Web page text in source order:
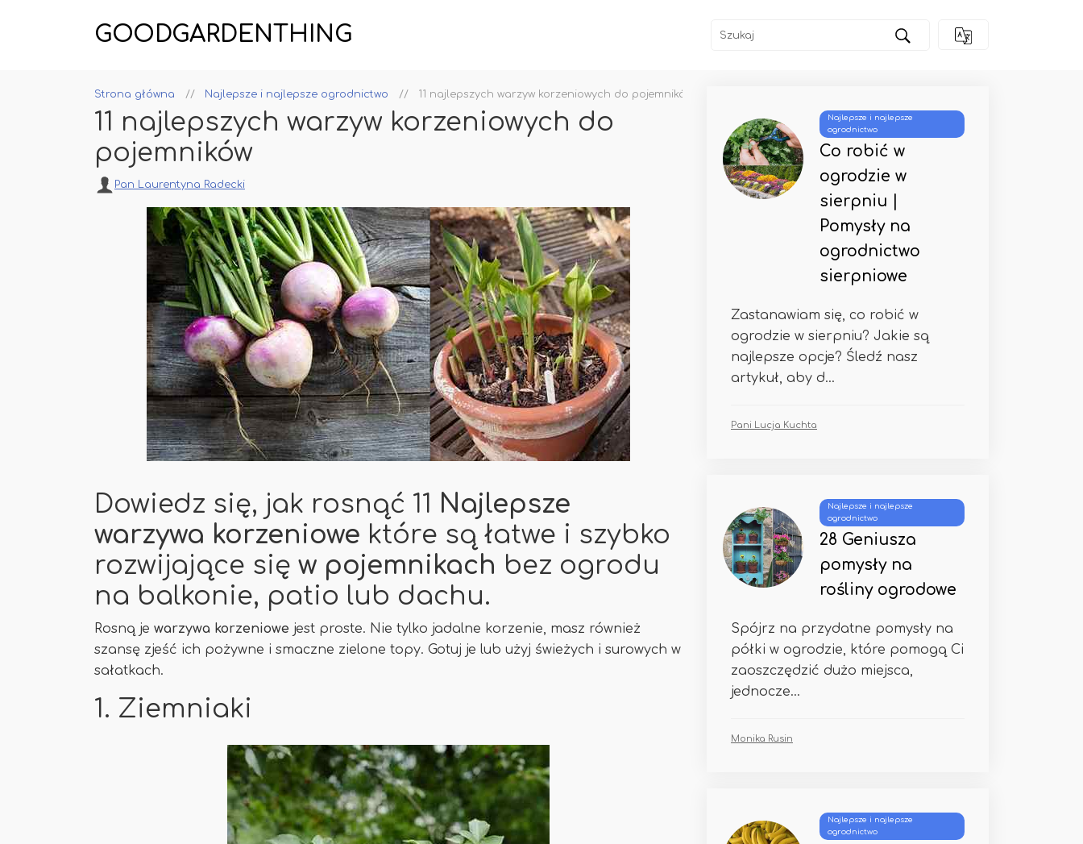
GOODGARDENTHING
Strona główna Najlepsze i najlepsze ogrodnictwo 11 najlepszych warzyw korzeniowych do pojemników
11 najlepszych warzyw korzeniowych do
pojemników
Pan Laurentyna Radecki
Dowiedz się, jak rosnąć 11 Najlepsze
warzywa korzeniowe które są łatwe i szybko
rozwijające się w pojemnikach bez ogrodu
na balkonie, patio lub dachu.
Rosną je warzywa korzeniowe jest proste. Nie tylko jadalne korzenie, masz również
szansę zjeść ich pożywne i smaczne zielone topy. Gotuj je lub użyj świeżych i surowych w
sałatkach.
1. Ziemniaki
Najlepsze i najlepsze
ogrodnictwo
Co robić w
ogrodzie w
sierpniu |
Pomysły na
ogrodnictwo
sierpniowe
Zastanawiam się, co robić w
ogrodzie w sierpniu? Jakie są
najlepsze opcje? Śledź nasz
artykuł, aby d...
Pani Lucja Kuchta
Najlepsze i najlepsze
ogrodnictwo
28 Geniusza
pomysły na
rośliny ogrodowe
Spójrz na przydatne pomysły na
półki w ogrodzie, które pomogą Ci
zaoszczędzić dużo miejsca,
jednocze...
Monika Rusin
Najlepsze i najlepsze
ogrodnictwo